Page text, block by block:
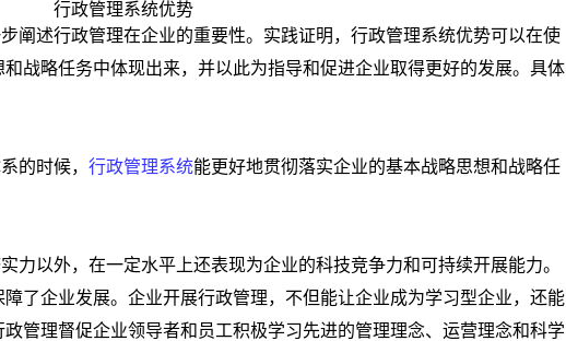
阐述行政管理在企业的重要性。实践证明，行政管理系统优势可以在使
战略任务中体现出来，并以此为指导和促进企业取得更好的发展。具体
的时候， 行政管理系统能更好地贯彻落实企业的基本战略思想和战略任
以外，在一定水平上还表现为企业的科技竞争力和可持续开展能力。
了企业发展。企业开展行政管理，不但能让企业成为学习型企业，还能
管理督促企业领导者和员工积极学习先进的管理理念、运营理念和科学